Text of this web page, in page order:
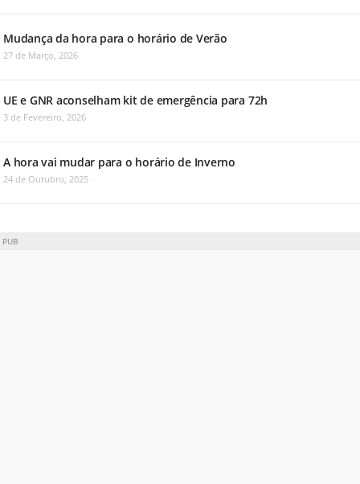
Mudança da hora para o horário de Verão
27 de Março, 2026
UE e GNR aconselham kit de emergência para 72h
3 de Fevereiro, 2026
A hora vai mudar para o horário de Inverno
24 de Outubro, 2025
PUB